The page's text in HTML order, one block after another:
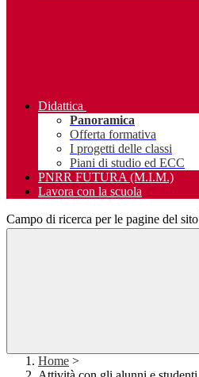
Didattica
Panoramica
Offerta formativa
I progetti delle classi
Piani di studio ed ECC
PNRR FUTURA (M.I.M.)
Lavora con la scuola
Campo di ricerca per le pagine del sito
Home >